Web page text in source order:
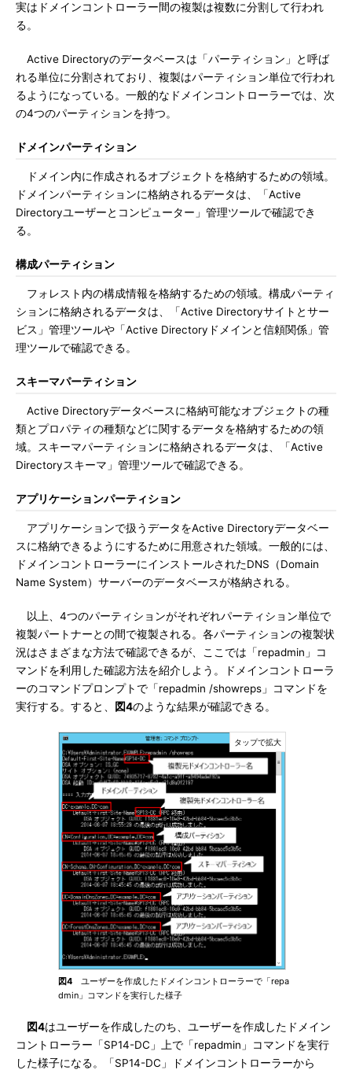
実はドメインコントローラー間の複製は複数に分割して行われ
る。
Active Directoryのデータベースは「パーティション」と呼ば
れる単位に分割されており、複製はパーティション単位で行われ
るようになっている。一般的なドメインコントローラーでは、次
の4つのパーティションを持つ。
ドメインパーティション
ドメイン内に作成されるオブジェクトを格納するための領域。
ドメインパーティションに格納されるデータは、「Active
Directoryユーザーとコンピューター」管理ツールで確認でき
る。
構成パーティション
フォレスト内の構成情報を格納するための領域。構成パーティ
ションに格納されるデータは、「Active Directoryサイトとサー
ビス」管理ツールや「Active Directoryドメインと信頼関係」管
理ツールで確認できる。
スキーマパーティション
Active Directoryデータベースに格納可能なオブジェクトの種
類とプロパティの種類などに関するデータを格納するための領
域。スキーマパーティションに格納されるデータは、「Active
Directoryスキーマ」管理ツールで確認できる。
アプリケーションパーティション
アプリケーションで扱うデータをActive Directoryデータベー
スに格納できるようにするために用意された領域。一般的には、
ドメインコントローラーにインストールされたDNS（Domain
Name System）サーバーのデータベースが格納される。
以上、4つのパーティションがそれぞれパーティション単位で
複製パートナーとの間で複製される。各パーティションの複製状
況はさまざまな方法で確認できるが、ここでは「repadmin」コ
マンドを利用した確認方法を紹介しよう。ドメインコントローラ
ーのコマンドプロンプトで「repadmin /showreps」コマンドを
実行する。すると、
図4のような結果が確認できる。
図4 ユーザーを作成したドメインコントローラーで「repa
dmin」コマンドを実行した様子
図4はユーザーを作成したのち、ユーザーを作成したドメイン
コントローラー「SP14-DC」上で「repadmin」コマンドを実行
した様子になる。「SP14-DC」ドメインコントローラーから